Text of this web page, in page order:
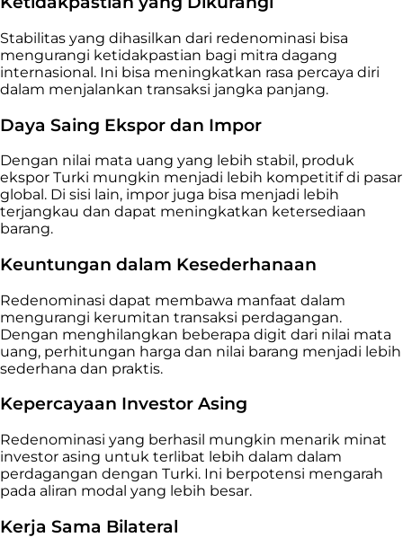
Stabilitas yang dihasilkan dari redenominasi bisa
mengurangi ketidakpastian bagi mitra dagang
internasional. Ini bisa meningkatkan rasa percaya diri
dalam menjalankan transaksi jangka panjang.
Daya Saing Ekspor dan Impor
Dengan nilai mata uang yang lebih stabil, produk
ekspor Turki mungkin menjadi lebih kompetitif di pasar
global. Di sisi lain, impor juga bisa menjadi lebih
terjangkau dan dapat meningkatkan ketersediaan
barang.
Keuntungan dalam Kesederhanaan
Redenominasi dapat membawa manfaat dalam
mengurangi kerumitan transaksi perdagangan.
Dengan menghilangkan beberapa digit dari nilai mata
uang, perhitungan harga dan nilai barang menjadi lebih
sederhana dan praktis.
Kepercayaan Investor Asing
Redenominasi yang berhasil mungkin menarik minat
investor asing untuk terlibat lebih dalam dalam
perdagangan dengan Turki. Ini berpotensi mengarah
pada aliran modal yang lebih besar.
Kerja Sama Bilateral